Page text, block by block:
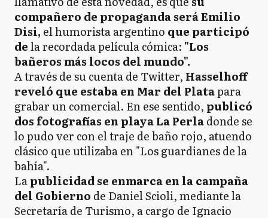
compañero de propaganda será Emilio
Disi, el humorista argentino que participó
dela recordada película cómica: "Los
bañeros más locos del mundo".
A través de su cuenta de Twitter, Hasselhoff
reveló que estaba en Mar del Platapara
grabar un comercial. En ese sentido, publicó
dos fotografías en playa La Perladonde se
lo pudo ver con el traje de baño rojo, atuendo
clásico que utilizaba en "Los guardianes de la
bahía".
Lapublicidad se enmarca en la campaña
del Gobierno de Daniel Scioli, mediante la
Secretaría de Turismo, a cargo de Ignacio